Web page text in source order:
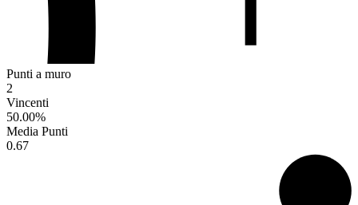
Punti a muro
2
Vincenti
50.00%
Media Punti
0.67